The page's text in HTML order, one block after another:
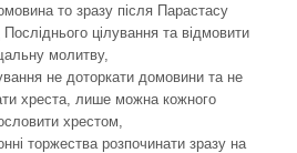
то зразу після Парастасу
цілування та відмовити
молитву,
не доторкати домовини та не
хреста, лише можна кожного
хрестом,
торжества розпочинати зразу на